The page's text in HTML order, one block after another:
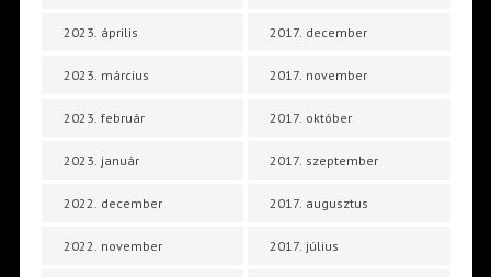
2023. április
2023. március
2023. február
2023. január
2022. december
2022. november
2017. december
2017. november
2017. október
2017. szeptember
2017. augusztus
2017. július